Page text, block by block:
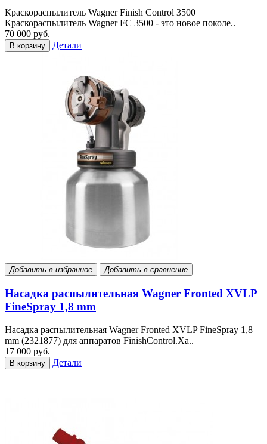
Краскораспылитель Wagner Finish Control 3500
Краскораспылитель Wagner FC 3500 - это новое поколе..
70 000 руб.
В корзину Детали
Добавить в избранное Добавить в сравнение
Насадка распылительная Wagner Fronted XVLP
FineSpray 1,8 mm
Насадка распылительная Wagner Fronted XVLP FineSpray 1,8
mm (2321877) для аппаратов FinishControl.Ха..
17 000 руб.
В корзину Детали